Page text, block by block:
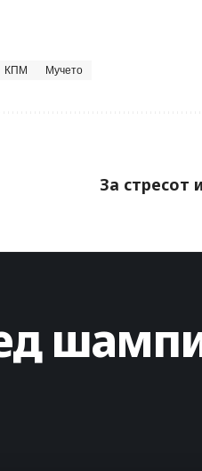
КПМ Мучето
За стресот